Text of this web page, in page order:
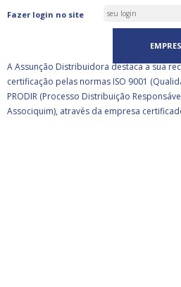
Fazer login no site
ASSUNÇÃO DISTRIBUIDORA É
CERTIFICADA PELA BSI
A Assunção Distribuidora destaca a sua
certificação pelas normas ISO 9001
PRODIR (Processo Distribuição
Associquim), através da empresa